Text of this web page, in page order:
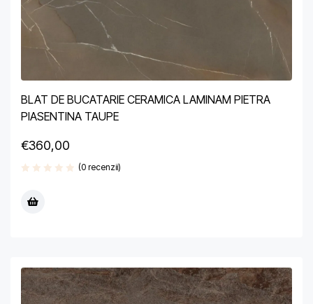
BLAT DE BUCATARIE CERAMICA LAMINAM PIETRA
PIASENTINA TAUPE
€360,00
(0 recenzii)